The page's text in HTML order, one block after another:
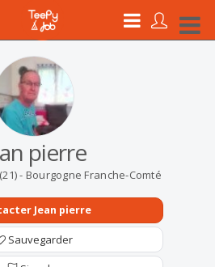
pierre
- Bourgogne Franche-Comté
Jean pierre
Sauvegarder